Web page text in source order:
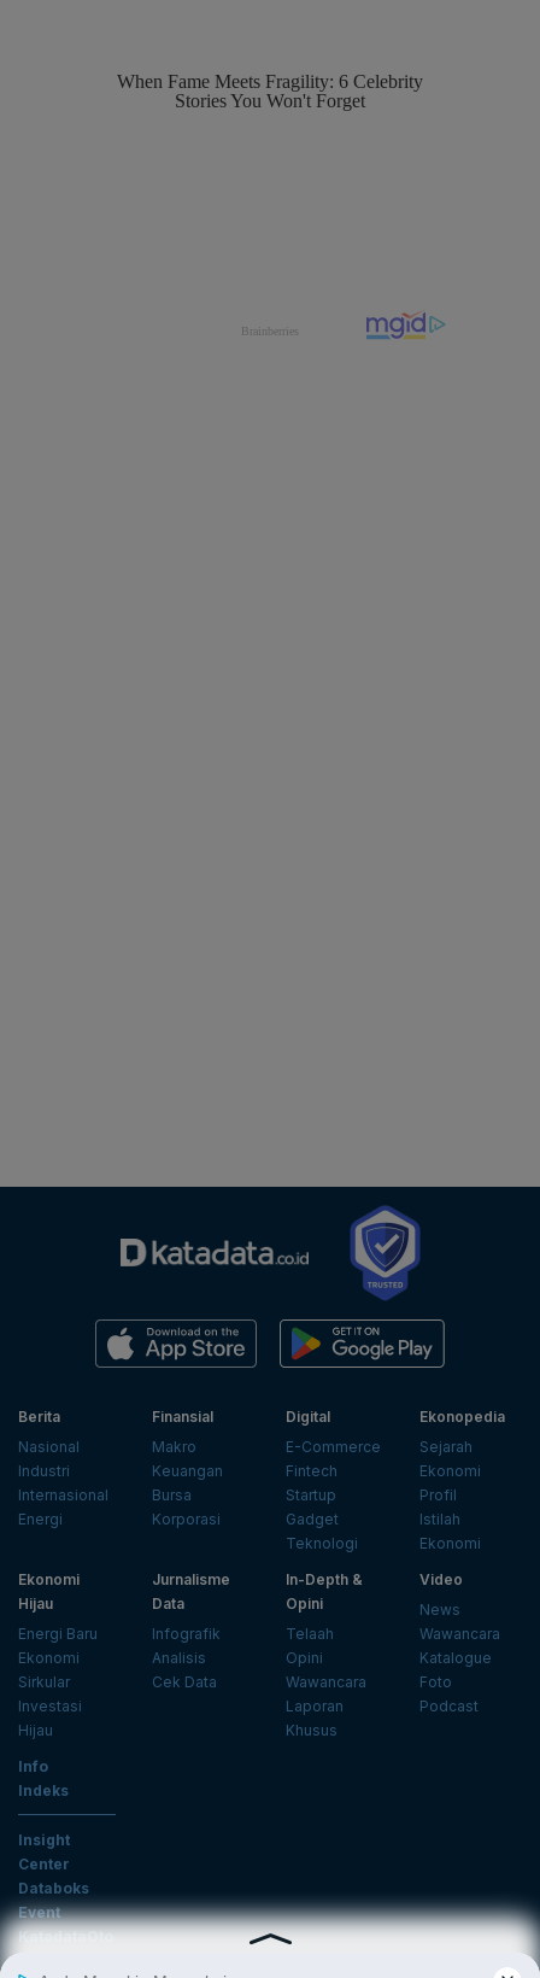
Berita
Nasional
Industri
Internasional
Energi
Finansial
Makro
Keuangan
Bursa
Korporasi
Digital
E-Commerce
Fintech
Startup
Gadget
Teknologi
Ekonopedia
Sejarah
Ekonomi
Profil
Istilah
Ekonomi
Ekonomi
Hijau
Energi Baru
Ekonomi
Sirkular
Investasi
Hijau
Jurnalisme
Data
Infografik
Analisis
Cek Data
In-Depth &
Opini
Telaah
Opini
Wawancara
Laporan
Khusus
Video
News
Wawancara
Katalogue
Foto
Podcast
Info
Indeks
Insight
Center
Databoks
Event
KatadataOto